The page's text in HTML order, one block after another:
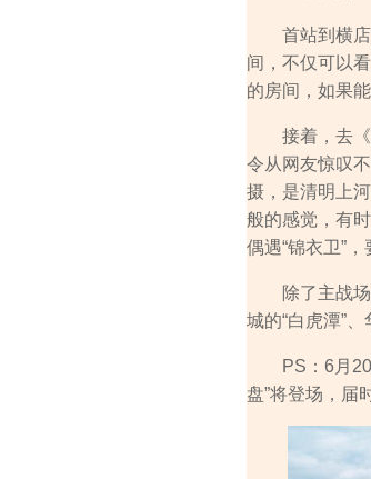
首站到横店
间，不仅可以
的房间，如果
接着，去《
令从网友惊叹
摄，是清明上
般的感觉，有
偶遇“锦衣卫”
除了主战场
城的“白虎潭”
PS：6月20
盘”将登场，届